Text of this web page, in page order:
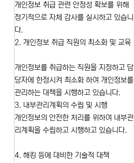
개인정보 취급 관련 안정성 확보를 위해
정기적으로 자체 감사를 실시하고 있습니
다.
2. 개인정보 취급 직원의 최소화 및 교육
개인정보를 취급하는 직원을 지정하고 담
당자에 한정시켜 최소화 하여 개인정보를
관리하는 대책을 시행하고 있습니다.
3. 내부관리계획의 수립 및 시행
개인정보의 안전한 처리를 위하여 내부관
리계획을 수립하고 시행하고 있습니다.
4. 해킹 등에 대비한 기술적 대책